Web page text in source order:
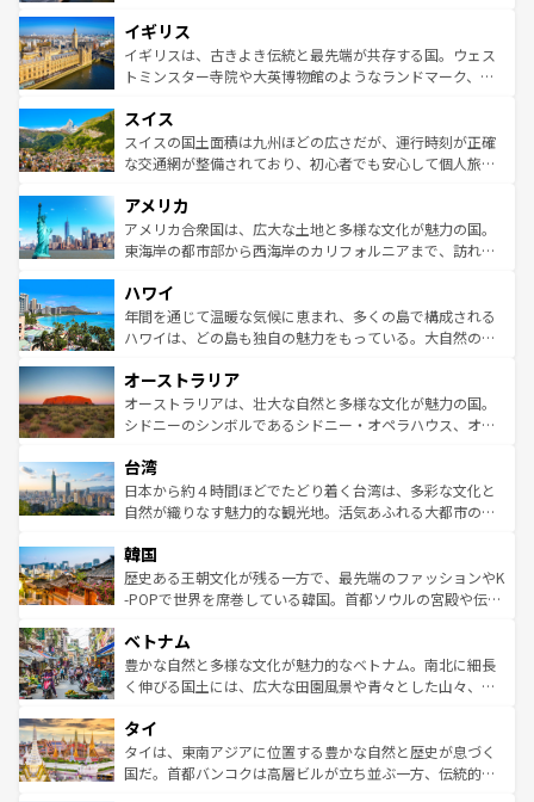
いる。シャンパンの発祥地であるランス、プロヴァンスの
香り高いラベンダー畑など、多彩な楽しみ方が可能だ。さ
らに、パリ以外の地域にも魅力が溢れており、どの街角に
れる地方に足を運ぶとそれぞれで全く異なる文化を体験で
きるだろう。 なお、新着のフランス情報はコンテンツ一覧
を参照してほしい。
顔を持つこの国は、どこを歩いても飽きることがない。ベ
ルリンの文化的活気、バイエルン州のアルプスの絶景、そ
してライン川沿いのワイン畑といった風景は必見。ビール
は、お酒好きな人にはぜひ体験してほしい。 なお、新着の
ドイツ情報はコンテンツ一覧を参照してほしい。
イギリス
イギリスは、古きよき伝統と最先端が共存する国。ウェス
トミンスター寺院や大英博物館のようなランドマーク、歴
リアごとに異なる魅力がある。また、優雅なアフタヌーン
ティー、ビール好きにはたまらない英国パブ、サッカー観
戦など、本場だからこそできる体験も豊富。イギリスを旅
ンツ一覧を参照してほしい。
スイス
スイスの国土面積は九州ほどの広さだが、運行時刻が正確
な交通網が整備されており、初心者でも安心して個人旅行
の建物がそのまま残る町や、スイスならではのユニークな
博物館もあり、アルプス観光だけでなく町歩きも満喫する
ことができる。国民の所得が高いため物価も高いが、旅行
ば市内交通費無料で観光を楽しむこともできる。 なお、新
着のスイス情報はコンテンツ一覧 を参照してほしい。
アメリカ
アメリカ合衆国は、広大な土地と多様な文化が魅力の国。
東海岸の都市部から西海岸のカリフォルニアまで、訪れる
のような巨大都市は、観光、ショッピング、エンターテイ
ンメントが詰まった刺激的なスポットだ。一方、アメリカ
西部には大自然が広がり、グランドキャニオンやイエロー
部のニューオーリンズでは、音楽と美食が融合した独特の
文化が魅力。旅行者はアメリカの各地域で異なる魅力を楽
しみながら、その多様性と豊かな歴史を感じることができ
ならではの贅沢な旅のスタイルだ。 なお、新着のアメリカ
情報はコンテンツ一覧を参照してほしい。
ハワイ
年間を通じて温暖な気候に恵まれ、多くの島で構成される
ハワイは、どの島も独自の魅力をもっている。大自然の神
ワイ島は見逃せない。また、定番の観光地といえばオアフ
島だが、静かな自然を求めるならマウイ島やカウアイ島が
おすすめ。エメラルドグリーンに輝く海をはじめ、豊かな
れるおもてなしの心で訪れる人々を迎えてくれるハワイの
人々、おいしいローカルフードやハワイアンミュージッ
ク、伝統的なフラダンスなど、すべてがハワイの魅力を彩
ワイを、存分に味わってほしい。 なお、新着のハワイ情報
はコンテンツ一覧を参照してほしい。
オーストラリア
オーストラリアは、壮大な自然と多様な文化が魅力の国。
シドニーのシンボルであるシドニー・オペラハウス、オー
リアリーフや大陸中央部にそびえるウルル（エアーズロッ
ク）、タスマニアの美しい原生林やケアンズの熱帯雨林な
ど、見どころがたくさん。また、カフェやワイン、オージ
いる。アクティビティも充実しており、サーフィンやダイ
ビング、ハイキングなど、アウトドア好きにはたまらな
い。オーストラリアの多彩な魅力を存分に味わいつくそ
参照してほしい。
台湾
日本から約４時間ほどでたどり着く台湾は、多彩な文化と
自然が織りなす魅力的な観光地。活気あふれる大都市の台
ン）、静ひつな山岳地帯である台湾東部など、都市の喧騒
と山間の静けさが共存しており、訪れる人に新しい発見と
驚きをもたらしてくれる。また、奥深い台湾の食文化も魅
容にもいいと評判のスイーツなど、バラエティ豊かな料理
が味わえる。 なお、新着の台湾情報は コンテンツ一覧を参
照してほしい。
韓国
歴史ある王朝文化が残る一方で、最先端のファッションやK
-POPで世界を席巻している韓国。首都ソウルの宮殿や伝統
き、地方に足を延ばせば四季折々の自然美を楽しむことが
できる。そして、キムチや焼肉、絶品のストリートフード
まで、さまざまな韓国料理が待っている。夜には、韓国な
リティに包まれながら、韓国の多彩な魅力を心ゆくまで味
わってみてほしい。 なお、新着の韓国情報はコンテンツ一
覧を参照してほしい。
ベトナム
豊かな自然と多様な文化が魅力的なベトナム。南北に細長
く伸びる国土には、広大な田園風景や青々とした山々、世
急速な発展と共に伝統が息づく。ハノイの古い町並みやホ
ーチミン市のフランス統治時代の建物も、独特の雰囲気を
醸し出している。また、バラエティの豊かさとおいしさで
タイ
タイは、東南アジアに位置する豊かな自然と歴史が息づく
国だ。首都バンコクは高層ビルが立ち並ぶ一方、伝統的な